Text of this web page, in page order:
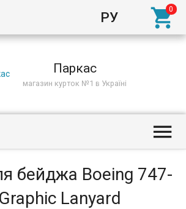
РУ 
Паркас
магазин курток №1 в Україні

бейджа Boeing 747-
Lanyard